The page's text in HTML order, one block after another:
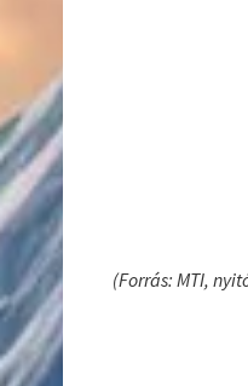
(Forrás: MTI,